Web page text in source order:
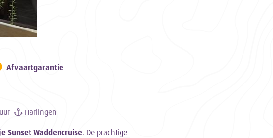
Afvaartgarantie
Harlingen
je Sunset Waddencruise. De prachtige